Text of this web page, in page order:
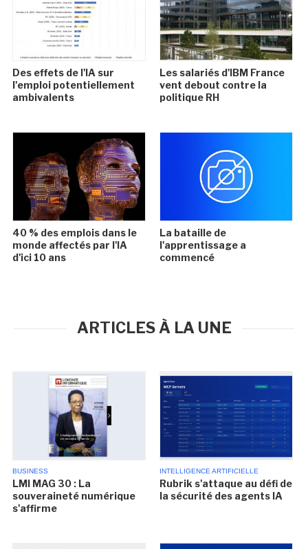
Des effets de l'IA sur
l'emploi potentiellement
ambivalents
Les salariés d'IBM France
vent debout contre la
politique RH
40 % des emplois dans le
monde affectés par l'IA
d'ici 10 ans
La bataille de
l'apprentissage a
commencé
ARTICLES À LA UNE
BUSINESS
LMI MAG 30 : La
souveraineté numérique
s'affirme
INTELLIGENCE ARTIFICIELLE
Rubrik s'attaque au défi de
la sécurité des agents IA